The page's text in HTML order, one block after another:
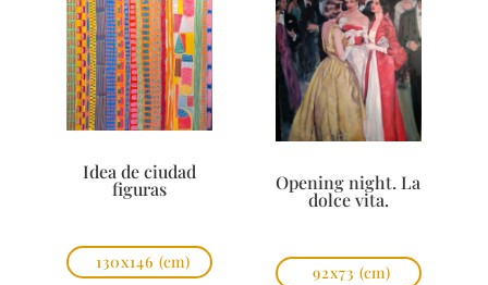
Idea de ciudad
figuras
130x146 (cm)
Opening night. La
dolce vita.
92x73 (cm)